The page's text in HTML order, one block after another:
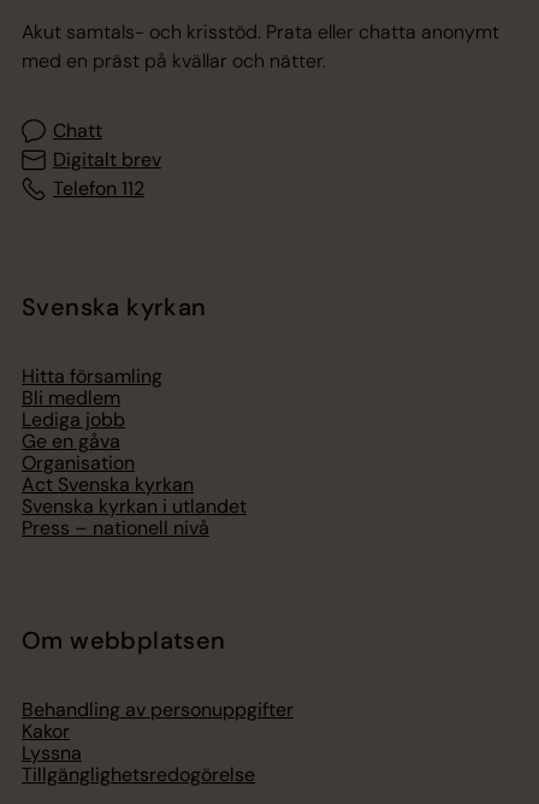
Akut samtals- och krisstöd. Prata eller chatta anonymt
med en präst på kvällar och nätter.
Chatt
Digitalt brev
Telefon 112
Svenska kyrkan
Hitta församling
Bli medlem
Lediga jobb
Ge en gåva
Organisation
Act Svenska kyrkan
Svenska kyrkan i utlandet
Press – nationell nivå
Om webbplatsen
Behandling av personuppgifter
Kakor
Lyssna
Tillgänglighetsredogörelse